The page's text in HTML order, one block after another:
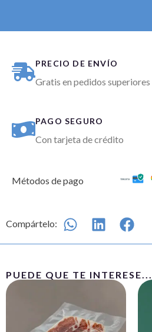
PRECIO DE ENVÍO
Gratis en pedidos
PAGO SEGURO
Con tarjeta de crédito
Métodos de pago
Compártelo:
PUEDE QUE TE INTERESE...